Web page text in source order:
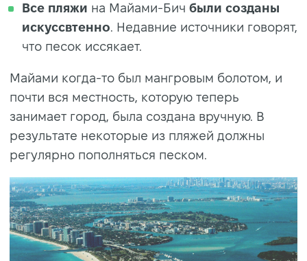
Все пляжи на Майами-Бич были созданы
искуссвтенно . Недавние источники говорят,
что песок иссякает.
Майами когда-то был мангровым болотом, и
почти вся местность, которую теперь
занимает город, была создана вручную. В
результате некоторые из пляжей должны
регулярно пополняться песком.